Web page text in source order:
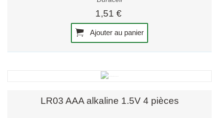
1,51 €
Ajouter au panier
LR03 AAA alkaline 1.5V 4 pièces